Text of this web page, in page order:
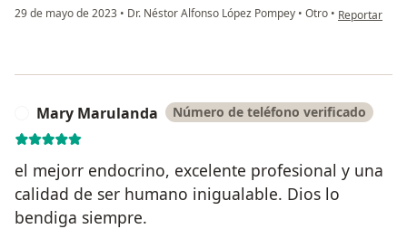
29 de mayo de 2023 • Dr. Néstor Alfonso López Pompey • Otro • en opinión
Reportar
Mary Marulanda Número de teléfono verificado
el mejorr endocrino, excelente profesional y una
calidad de ser humano inigualable. Dios lo
bendiga siempre.